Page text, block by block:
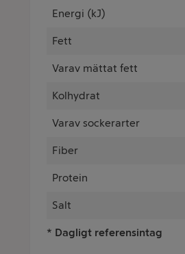
Energi (kJ)
Fett
Varav mättat fett
Kolhydrat
Varav sockerarter
Fiber
Protein
Salt
* Dagligt referensintag